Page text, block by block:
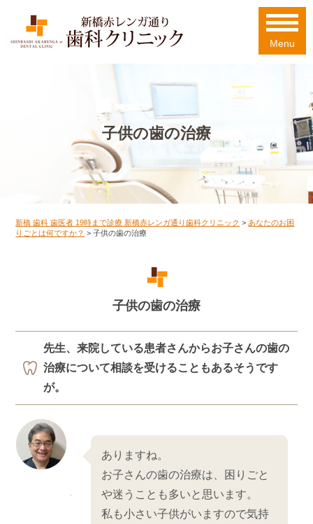
Menu
子供の歯の治療
新橋 歯科 歯医者 19時まで診療 新橋赤レンガ通り歯科クリニック > あなたのお困
りごとは何ですか？ >子供の歯の治療
子供の歯の治療
先生、来院している患者さんからお子さんの歯の
治療について相談を受けることもあるそうです
が。
ありますね。
お子さんの歯の治療は、困りごと
や迷うことも多いと思います。
私も小さい子供がいますので気持